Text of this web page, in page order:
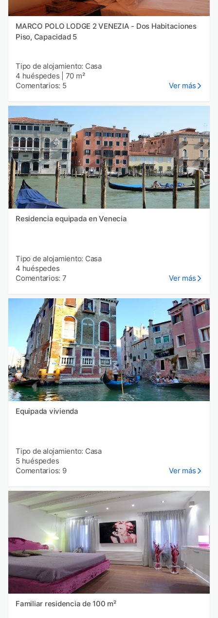
MARCO POLO LODGE 2 VENEZIA - Dos Habitaciones
Piso, Capacidad 5
Tipo de alojamiento: Casa
4 huéspedes
70 m²
Comentarios: 5
Ver más
Residencia equipada en Venecia
Tipo de alojamiento: Casa
4 huéspedes
Comentarios: 7
Ver más
Equipada vivienda
Tipo de alojamiento: Casa
5 huéspedes
Comentarios: 9
Ver más
Familiar residencia de 100 m²